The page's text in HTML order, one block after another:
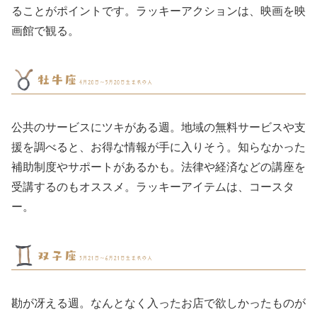
ることがポイントです。ラッキーアクションは、映画を映
画館で観る。
公共のサービスにツキがある週。地域の無料サービスや支
援を調べると、お得な情報が手に入りそう。知らなかった
補助制度やサポートがあるかも。法律や経済などの講座を
受講するのもオススメ。ラッキーアイテムは、コースタ
ー。
勘が冴える週。なんとなく入ったお店で欲しかったものが